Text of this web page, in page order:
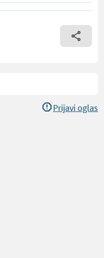
Prijavi oglas